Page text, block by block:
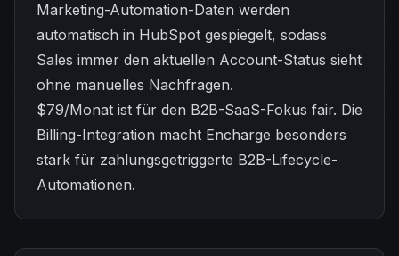
Marketing-Automation-Daten werden
automatisch in HubSpot gespiegelt, sodass
Sales immer den aktuellen Account-Status sieht
ohne manuelles Nachfragen.
$79/Monat ist für den B2B-SaaS-Fokus fair. Die
Billing-Integration macht Encharge besonders
stark für zahlungsgetriggerte B2B-Lifecycle-
Automationen.